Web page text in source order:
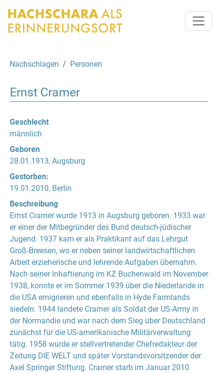
Nachschlagen Personen
Ernst Cramer
Geschlecht
männlich
Geboren
28.01.1913, Augsburg
Gestorben:
19.01.2010, Berlin
Beschreibung
Ernst Cramer wurde 1913 in Augsburg geboren. 1933 war
er einer der Mitbegründer des Bund deutsch-jüdischer
Jugend. 1937 kam er als Praktikant auf das Lehrgut
Groß-Breesen, wo er neben seiner landwirtschaftlichen
Arbeit erzieherische und lehrende Aufgaben übernahm.
Nach seiner Inhaftierung im KZ Buchenwald im November
1938, konnte er im Sommer 1939 über die Niederlande in
die USA emigrieren und ebenfalls in Hyde Farmlands
siedeln. 1944 landete Cramer als Soldat der US-Army in
der Normandie und war nach dem Sieg über Deutschland
zunächst für die US-amerikanische Militärverwaltung
tätig. 1958 wurde er stellvertretender Chefredakteur der
Zeitung DIE WELT und später Vorstandsvorsitzender der
Axel Springer Stiftung. Cramer starb im Januar 2010